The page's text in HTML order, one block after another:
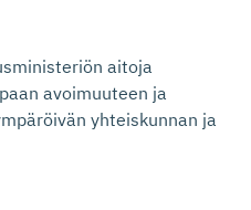
aitoja
avoimuuteen ja
yhteiskunnan ja